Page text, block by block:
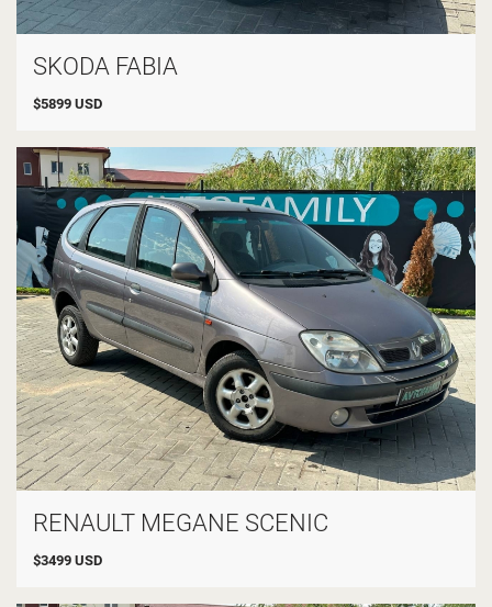
SKODA FABIA
$5899 USD
RENAULT MEGANE SCENIC
$3499 USD